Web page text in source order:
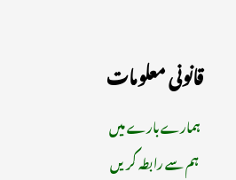
قانونی معلومات
ہمارے بارے میں
ہم سے رابطہ کریں